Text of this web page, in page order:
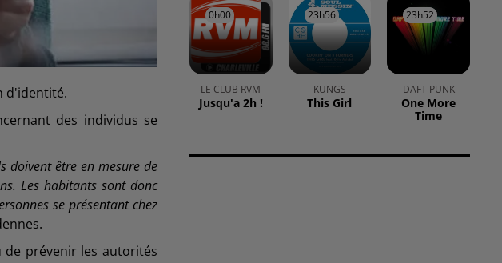
d'identité.
des individus se
doivent être en mesure de
Les habitants sont donc
se présentant chez
de prévenir les autorités
0h00
0h00
LE CLUB RVM
Jusqu'a 2h !
23h56
23h56
KUNGS
This Girl
23h52
23h52
DAFT PUNK
One More
Time